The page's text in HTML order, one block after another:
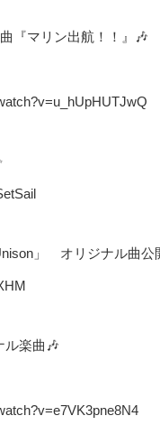
『マリン出航！！』🎶
」 オリジナル曲公
ル楽曲🎶